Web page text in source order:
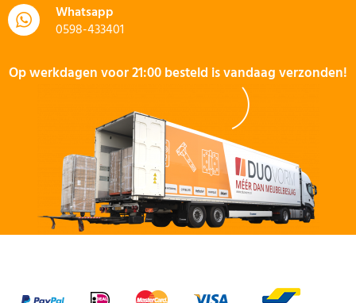
Whatsapp
0598-433401
Op werkdagen voor 21:00 besteld is vandaag verzonden!